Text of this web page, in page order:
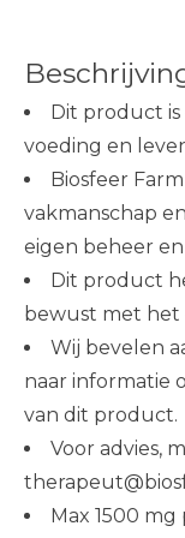
Dit product
voeding en
Biosfeer
vakmanschap
eigen beheer
Dit product
bewust met het
Wij bevelen
naar informatie
van dit product.
Voor advies,
Max 1500